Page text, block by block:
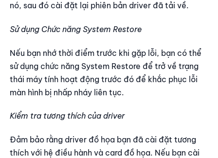
nó, sau đó cài đặt lại phiên bản driver đã tải về.
Sử dụng Chức năng System Restore
Nếu bạn nhớ thời điểm trước khi gặp lỗi, bạn có thể
sử dụng chức năng System Restore để trở về trạng
thái máy tính hoạt động trước đó để khắc phục lỗi
màn hình bị nhấp nháy liên tục.
Kiểm tra tương thích của driver
Đảm bảo rằng driver đồ họa bạn đã cài đặt tương
thích với hệ điều hành và card đồ họa. Nếu bạn cài